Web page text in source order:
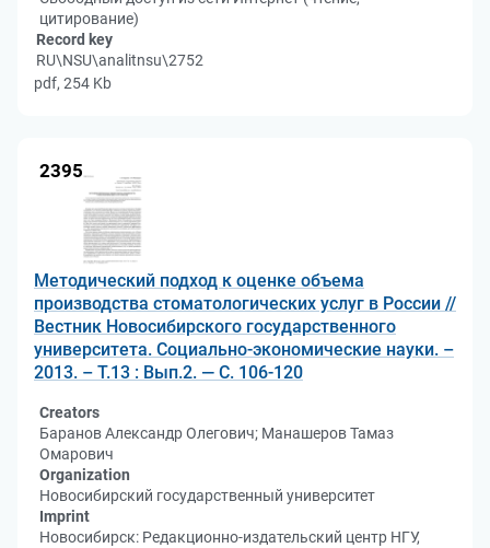
цитирование)
Record key
RU\NSU\analitnsu\2752
pdf, 254 Kb
2395
Методический подход к оценке объема
производства стоматологических услуг в России //
Вестник Новосибирского государственного
университета. Социально-экономические науки. –
2013. – Т.13 : Вып.2. — С. 106-120
Creators
Баранов Александр Олегович; Манашеров Тамаз
Омарович
Organization
Новосибирский государственный университет
Imprint
Новосибирск: Редакционно-издательский центр НГУ,